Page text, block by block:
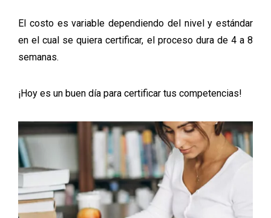
El costo es variable dependiendo del nivel y estándar
en el cual se quiera certificar, el proceso dura de 4 a 8
semanas.
¡Hoy es un buen día para certificar tus competencias!